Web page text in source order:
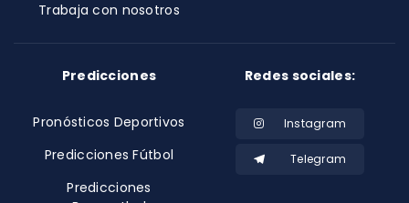
Trabaja con nosotros
Predicciones
Pronósticos Deportivos
Predicciones Fútbol
Predicciones
Redes sociales:
Instagram
Telegram